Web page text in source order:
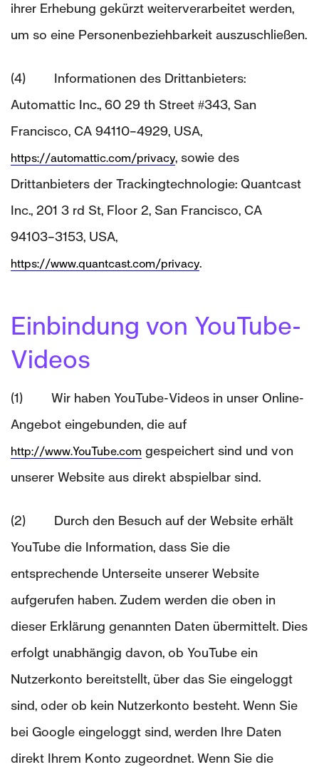
ihrer Erhebung gekürzt weiterverarbeitet werden,
um so eine Personenbeziehbarkeit auszuschließen.
(4) Informationen des Drittanbieters:
Automattic Inc., 60 29 th Street #343, San
Francisco, CA 94110–4929, USA,
https://automattic.com/privacy, sowie des
Drittanbieters der Trackingtechnologie: Quantcast
Inc., 201 3 rd St, Floor 2, San Francisco, CA
94103–3153, USA,
https://www.quantcast.com/privacy.
Einbindung von YouTube-
Videos
(1) Wir haben YouTube-Videos in unser Online-
Angebot eingebunden, die auf
http://www.YouTube.com gespeichert sind und von
unserer Website aus direkt abspielbar sind.
(2) Durch den Besuch auf der Website erhält
YouTube die Information, dass Sie die
entsprechende Unterseite unserer Website
aufgerufen haben. Zudem werden die oben in
dieser Erklärung genannten Daten übermittelt. Dies
erfolgt unabhängig davon, ob YouTube ein
Nutzerkonto bereitstellt, über das Sie eingeloggt
sind, oder ob kein Nutzerkonto besteht. Wenn Sie
bei Google eingeloggt sind, werden Ihre Daten
direkt Ihrem Konto zugeordnet. Wenn Sie die